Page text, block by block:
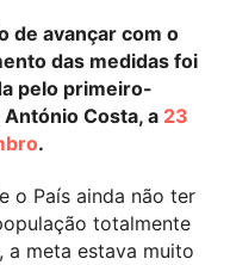
de avançar com o
das medidas foi
pelo primeiro-
Costa, a 23
.
o País ainda não ter
totalmente
a meta estava muito